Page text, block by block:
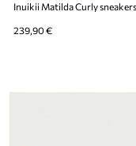
239,90 €